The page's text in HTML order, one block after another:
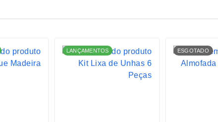
LANÇAMENTOS ESGOTADO